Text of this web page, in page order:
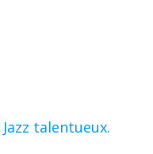
talentueux.